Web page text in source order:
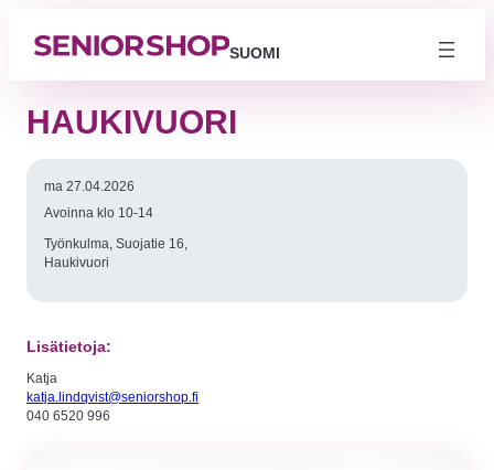
SUOMI
HAUKIVUORI
ma 27.04.2026
Avoinna klo 10-14
Työnkulma, Suojatie 16,
Haukivuori
Lisätietoja:
Katja
katja.lindqvist@seniorshop.fi
040 6520 996